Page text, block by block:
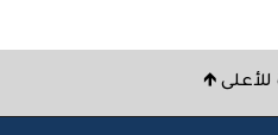
للأعلى 🡹